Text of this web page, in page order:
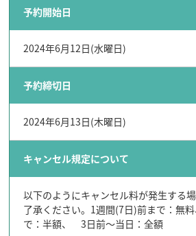
予約開始日
2024年6月12日(水曜日)
予約締切日
2024年6月13日(木曜日)
キャンセル規定について
以下のようにキャンセル料が発生する
了承ください。1週間(7日)前まで：無
で：半額、 3日前～当日：全額